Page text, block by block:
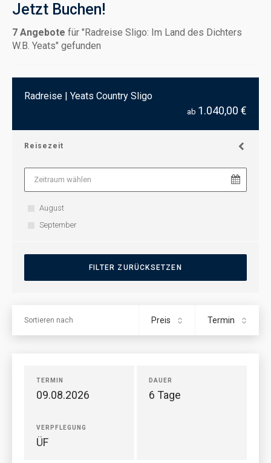
Jetzt Buchen!
7 Angebote für "Radreise Sligo: Im Land des Dichters
W.B. Yeats" gefunden
Radreise | Yeats Country Sligo
ab 1.040,00 €
Reisezeit
August
September
Sortieren nach Termin
Preis
TERMIN
09.08.2026
DAUER
6 Tage
VERPFLEGUNG
ÜF